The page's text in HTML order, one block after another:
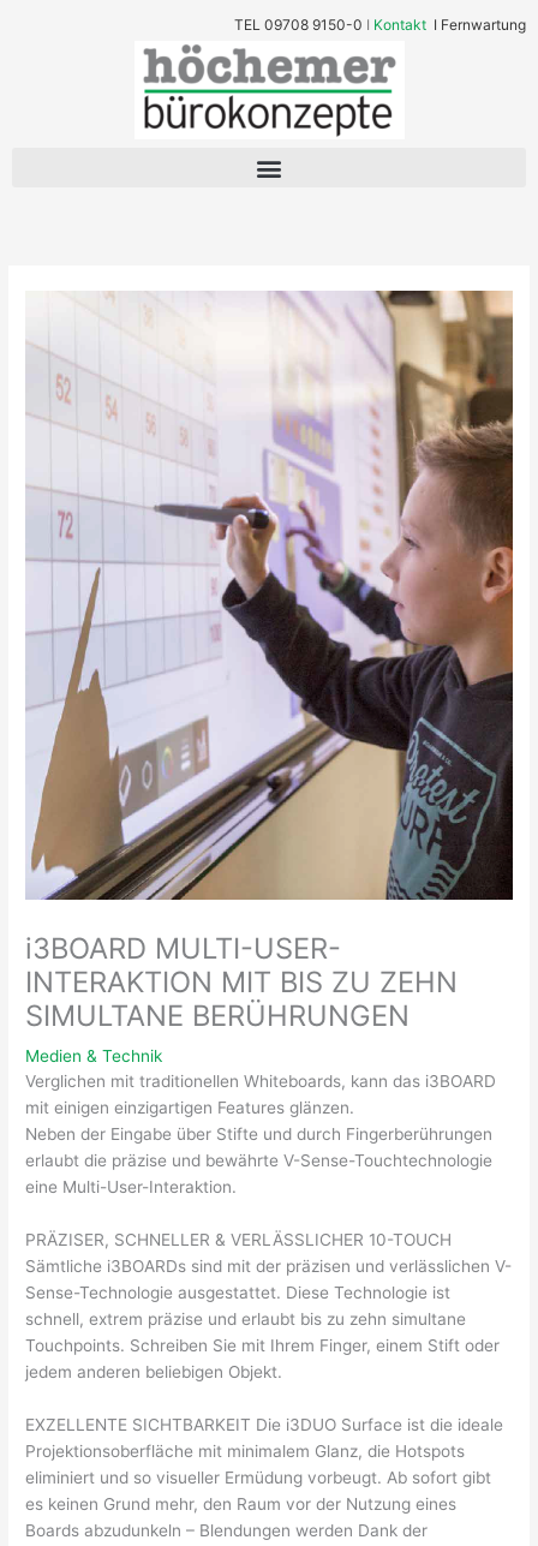
TEL 09708 9150-0 I Kontakt I Fernwartung
i3BOARD MULTI-USER-
INTERAKTION MIT BIS ZU ZEHN
SIMULTANE BERÜHRUNGEN
Medien & Technik
Verglichen mit traditionellen Whiteboards, kann das i3BOARD
mit einigen einzigartigen Features glänzen.
Neben der Eingabe über Stifte und durch Fingerberührungen
erlaubt die präzise und bewährte V-Sense-Touchtechnologie
eine Multi-User-Interaktion.
PRÄZISER, SCHNELLER & VERLÄSSLICHER 10-TOUCH
Sämtliche i3BOARDs sind mit der präzisen und verlässlichen V-
Sense-Technologie ausgestattet. Diese Technologie ist
schnell, extrem präzise und erlaubt bis zu zehn simultane
Touchpoints. Schreiben Sie mit Ihrem Finger, einem Stift oder
jedem anderen beliebigen Objekt.
EXZELLENTE SICHTBARKEIT Die i3DUO Surface ist die ideale
Projektionsoberfläche mit minimalem Glanz, die Hotspots
eliminiert und so visueller Ermüdung vorbeugt. Ab sofort gibt
es keinen Grund mehr, den Raum vor der Nutzung eines
Boards abzudunkeln – Blendungen werden Dank der